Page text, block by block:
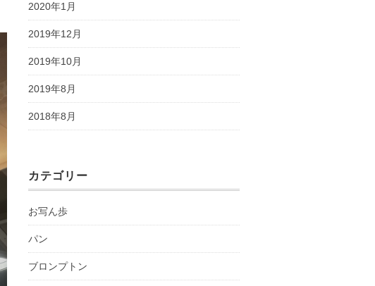
2020年1月
2019年12月
2019年10月
2019年8月
2018年8月
カテゴリー
お写ん歩
パン
ブロンプトン